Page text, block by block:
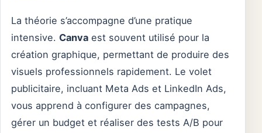
La théorie s’accompagne d’une pratique
intensive. Canva est souvent utilisé pour la
création graphique, permettant de produire des
visuels professionnels rapidement. Le volet
publicitaire, incluant Meta Ads et LinkedIn Ads,
vous apprend à configurer des campagnes,
gérer un budget et réaliser des tests A/B pour